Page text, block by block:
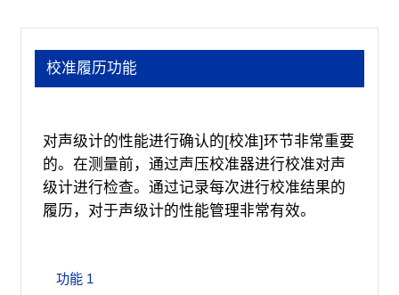
校准履历功能
对声级计的性能进行确认的[校准]环节非常重要
的。在测量前，通过声压校准器进行校准对声
级计进行检查。通过记录每次进行校准结果的
履历，对于声级计的性能管理非常有效。
功能 1